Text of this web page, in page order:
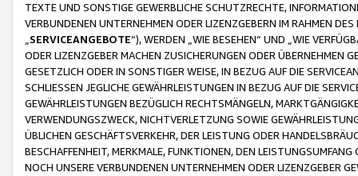
TEXTE UND SONSTIGE GEWERBLICHE SCHUTZRECHTE,
VERBUNDENEN UNTERNEHMEN ODER LIZENZGEBERN IM RAHMEN
SERVICEANGEBOTE“), WERDEN „WIE BESEHEN“ UND „WIE
ODER LIZENZGEBER MACHEN ZUSICHERUNGEN ODER ÜBERNEHMEN
GESETZLICH ODER IN SONSTIGER WEISE, IN BEZUG AUF DIE
SCHLIESSEN JEGLICHE GEWÄHRLEISTUNGEN IN BEZUG AUF DIE
GEWÄHRLEISTUNGEN BEZÜGLICH RECHTSMÄNGELN,
VERWENDUNGSZWECK, NICHTVERLETZUNG SOWIE
ÜBLICHEN GESCHÄFTSVERKEHR, DER LEISTUNG ODER
BESCHAFFENHEIT, MERKMALE, FUNKTIONEN, DEN
NOCH UNSERE VERBUNDENEN UNTERNEHMEN ODER LIZENZGEBER